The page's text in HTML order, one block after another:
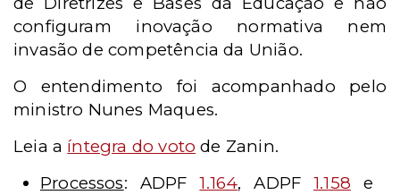
configuram inovação normativa nem
invasão de competência da União.
O entendimento foi acompanhado pelo
ministro Nunes Maques.
Leia a íntegra do voto de Zanin.
Processos: ADPF1.164, ADPF 1.158 e